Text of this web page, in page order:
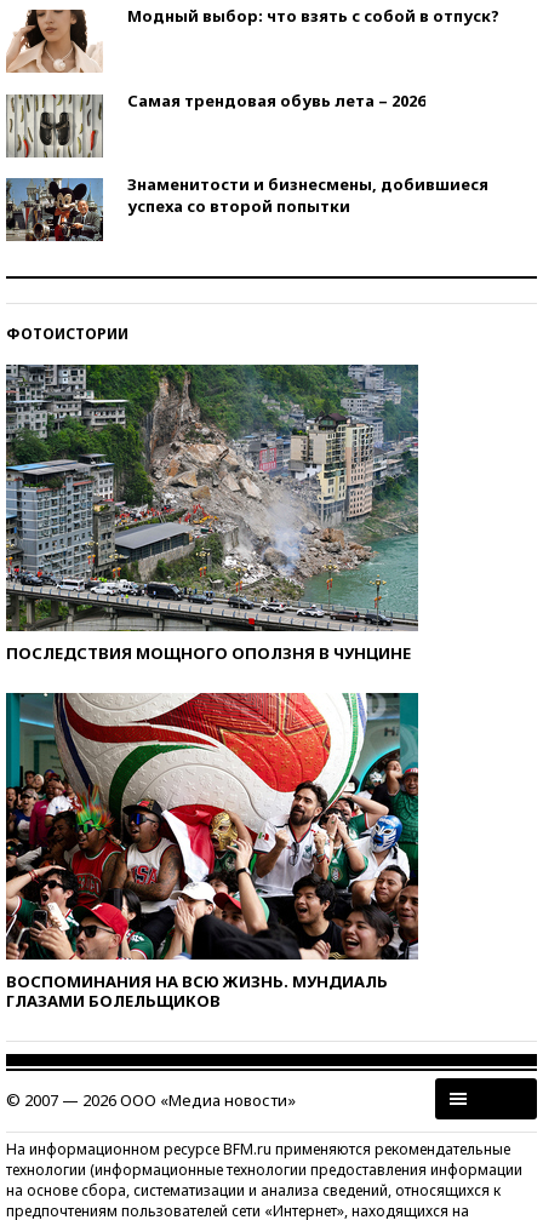
Модный выбор: что взять с собой в отпуск?
Самая трендовая обувь лета – 2026
Знаменитости и бизнесмены, добившиеся
успеха со второй попытки
ФОТОИСТОРИИ
ПОСЛЕДСТВИЯ МОЩНОГО ОПОЛЗНЯ В ЧУНЦИНЕ
ВОСПОМИНАНИЯ НА ВСЮ ЖИЗНЬ. МУНДИАЛЬ
ГЛАЗАМИ БОЛЕЛЬЩИКОВ
© 2007 — 2026 ООО «Медиа новости»
На информационном ресурсе BFM.ru применяются рекомендательные
технологии (информационные технологии предоставления информации
на основе сбора, систематизации и анализа сведений, относящихся к
предпочтениям пользователей сети «Интернет», находящихся на